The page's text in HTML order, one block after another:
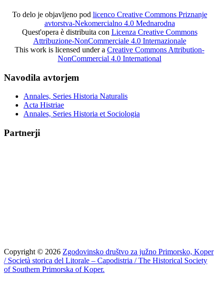
To delo je objavljeno pod licenco Creative Commons Priznanje
avtorstva-Nekomercialno 4.0 Mednarodna
Quest'opera è distribuita con Licenza Creative Commons
Attribuzione-NonCommerciale 4.0 Internazionale
This work is licensed under a Creative Commons Attribution-
NonCommercial 4.0 International
Navodila avtorjem
Annales, Series Historia Naturalis
Acta Histriae
Annales, Series Historia et Sociologia
Partnerji
Copyright © 2026 Zgodovinsko društvo za južno Primorsko, Koper
/ Società storica del Litorale – Capodistria / The Historical Society
of Southern Primorska of Koper.